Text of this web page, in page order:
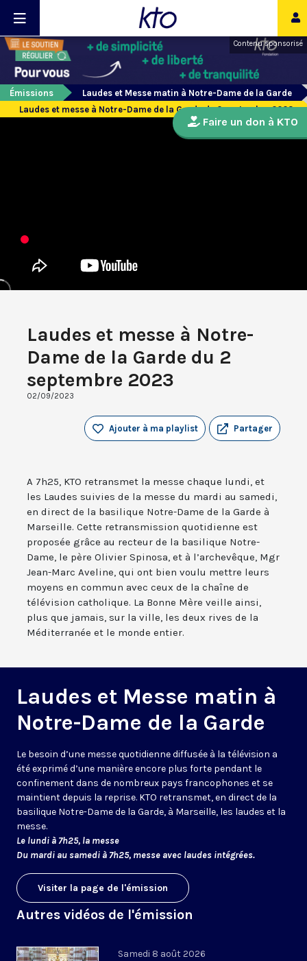
Contenu sponsorisé
Émissions
Laudes et Messe matin à Notre-Dame de la Garde
Laudes et messe à Notre-Dame de la Garde du 2 septembre 2023
Laudes et messe à Notre-
Dame de la Garde du 2
septembre 2023
02/09/2023
Partager
Ajouter à ma playlist
A 7h25, KTO retransmet la messe chaque lundi, et
les Laudes suivies de la messe du mardi au samedi,
en direct de la basilique Notre-Dame de la Garde à
Marseille. Cette retransmission quotidienne est
proposée grâce au recteur de la basilique Notre-
Dame, le père Olivier Spinosa, et à l’archevêque, Mgr
Jean-Marc Aveline, qui ont bien voulu mettre leurs
moyens en commun avec ceux de la chaîne de
télévision catholique. La Bonne Mère veille ainsi,
plus que jamais, sur la ville, les deux rives de la
Méditerranée et le monde entier.
Laudes et Messe matin à
Notre-Dame de la Garde
Le besoin d’une messe quotidienne diffusée à la télévision a
été exprimé d’une manière encore plus forte pendant le
confinement dans de nombreux pays francophones et se
maintient depuis la reprise. KTO retransmet, en direct de la
basilique Notre-Dame de la Garde, à Marseille, les laudes et la
messe.
Le lundi à 7h25, la messe
Du mardi au samedi à 7h25, messe avec laudes intégrées.
Visiter la page de l'émission
Autres vidéos de l'émission
Samedi 8 août 2026
Faire un don à KTO